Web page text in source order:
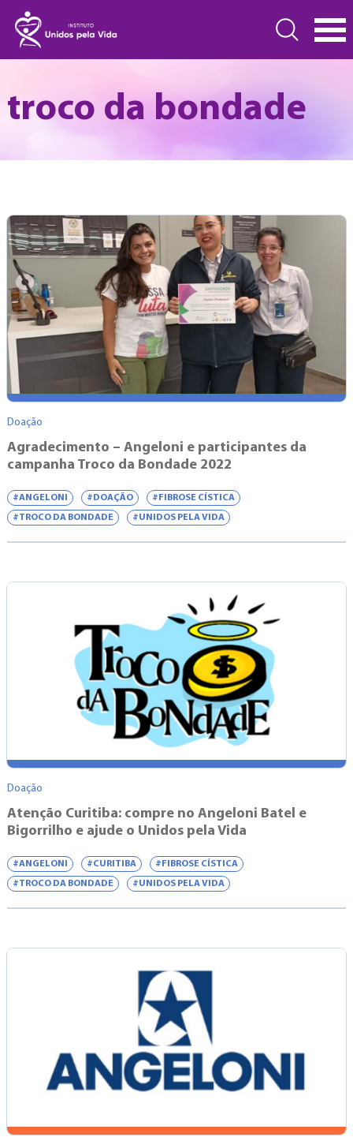
troco da bondade
Doação
Agradecimento – Angeloni e participantes da
campanha Troco da Bondade 2022
#ANGELONI #DOAÇÃO #FIBROSE CÍSTICA
#TROCO DA BONDADE #UNIDOS PELA VIDA
Doação
Atenção Curitiba: compre no Angeloni Batel e
Bigorrilho e ajude o Unidos pela Vida
#ANGELONI #CURITIBA #FIBROSE CÍSTICA
#TROCO DA BONDADE #UNIDOS PELA VIDA